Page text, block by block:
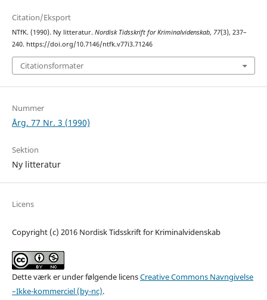
Citation/Eksport
NTfK. (1990). Ny litteratur. Nordisk Tidsskrift for Kriminalvidenskab, 77(3), 237–
240. https://doi.org/10.7146/ntfk.v77i3.71246
Citationsformater
Nummer
Årg. 77 Nr. 3 (1990)
Sektion
Ny litteratur
Licens
Copyright (c) 2016 Nordisk Tidsskrift for Kriminalvidenskab
Dette værk er under følgende licensCreative Commons Navngivelse
–Ikke-kommerciel (by-nc).